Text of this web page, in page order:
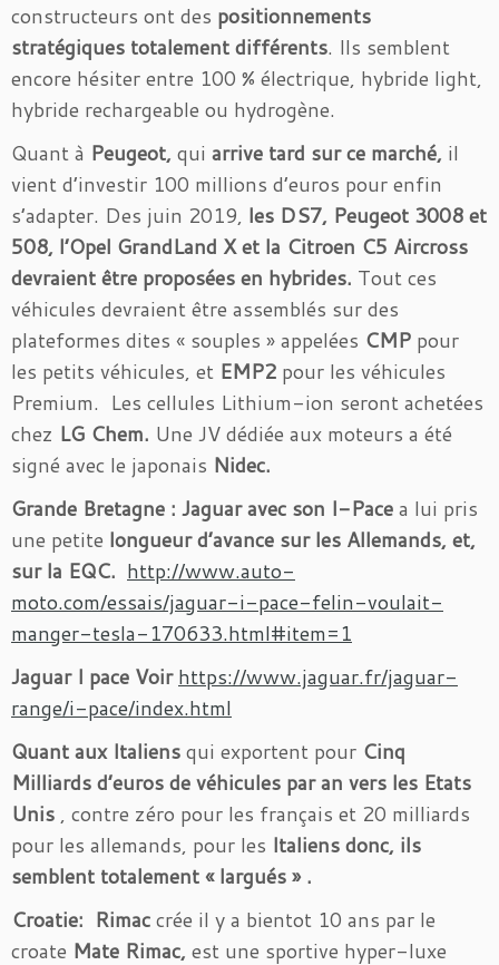
constructeurs ont des positionnements
stratégiques totalement différents. Ils semblent
encore hésiter entre 100 % électrique, hybride light,
hybride rechargeable ou hydrogène.
Quant à Peugeot, qui arrive tard sur ce marché, il
vient d’investir 100 millions d’euros pour enfin
s’adapter. Des juin 2019, les DS7, Peugeot 3008 et
508, l’Opel GrandLand X et la Citroen C5 Aircross
devraient être proposées en hybrides. Tout ces
véhicules devraient être assemblés sur des
plateformes dites « souples » appelées CMP pour
les petits véhicules, et EMP2 pour les véhicules
Premium. Les cellules Lithium-ion seront achetées
chez LG Chem. Une JV dédiée aux moteurs a été
signé avec le japonais Nidec.
Grande Bretagne : Jaguar avec son I-Pacea lui pris
une petite longueur d’avance sur les Allemands, et,
sur la EQC. http://www.auto-
moto.com/essais/jaguar-i-pace-felin-voulait-
manger-tesla-170633.html#item=1
Jaguar I pace Voirhttps://www.jaguar.fr/jaguar-
range/i-pace/index.html
Quant aux Italiensqui exportent pour Cinq
Milliards d’euros de véhicules par an vers les Etats
Unis , contre zéro pour les français et 20 milliards
pour les allemands, pour les Italiens donc, ils
semblent totalement « largués » .
Croatie: Rimaccrée il y a bientot 10 ans par le
croate Mate Rimac, est une sportive hyper-luxe